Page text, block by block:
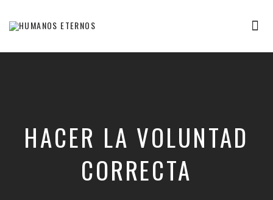
humanos,
muchoHACER LA VOLUNTAD
CORRECTA